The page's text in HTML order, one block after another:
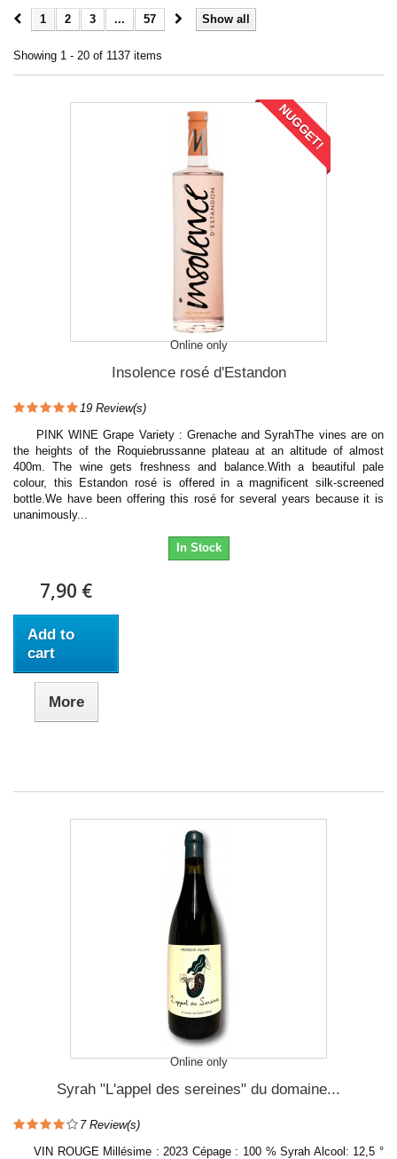
Show all
1 2 3 ... 57
Showing 1 - 20 of 1137 items
NUGGET!
Online only
Insolence rosé d'Estandon
19 Review(s)
PINK WINE Grape Variety : Grenache and SyrahThe vines are on
the heights of the Roquiebrussanne plateau at an altitude of almost
400m. The wine gets freshness and balance.With a beautiful pale
colour, this Estandon rosé is offered in a magnificent silk-screened
bottle.We have been offering this rosé for several years because it is
unanimously...
In Stock
7,90 €
Add to
cart
More
Online only
Syrah "L'appel des sereines" du domaine...
7Review(s)
VIN ROUGE Millésime : 2023 Cépage : 100 % Syrah Alcool: 12,5 °